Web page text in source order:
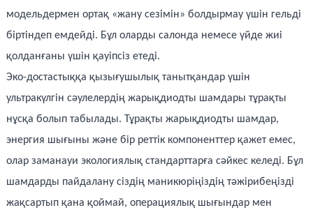
модельдермен ортақ «жану сезімін» болдырмау үшін гельді
біртіндеп емдейді. Бұл оларды салонда немесе үйде жиі
қолданғаны үшін қауіпсіз етеді.
Эко-достастыққа қызығушылық танытқандар үшін
ультракүлгін сәулелердің жарықдиодты шамдары тұрақты
нұсқа болып табылады. Тұрақты жарықдиодты шамдар,
энергия шығыны және бір реттік компоненттер қажет емес,
олар заманауи экологиялық стандарттарға сәйкес келеді. Бұл
шамдарды пайдалану сіздің маникюріңіздің тәжірибеңізді
жақсартып қана қоймай, операциялық шығындар мен